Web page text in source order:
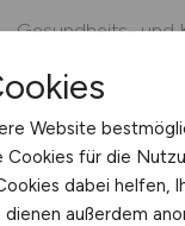
Gesundheits- und
Schlemmer Klinik
Voll/Teilzeit
Möglichkeiten.
Expertise und
KIRINUS Health
Website
Cookies für die
dabei helfen,
außerdem